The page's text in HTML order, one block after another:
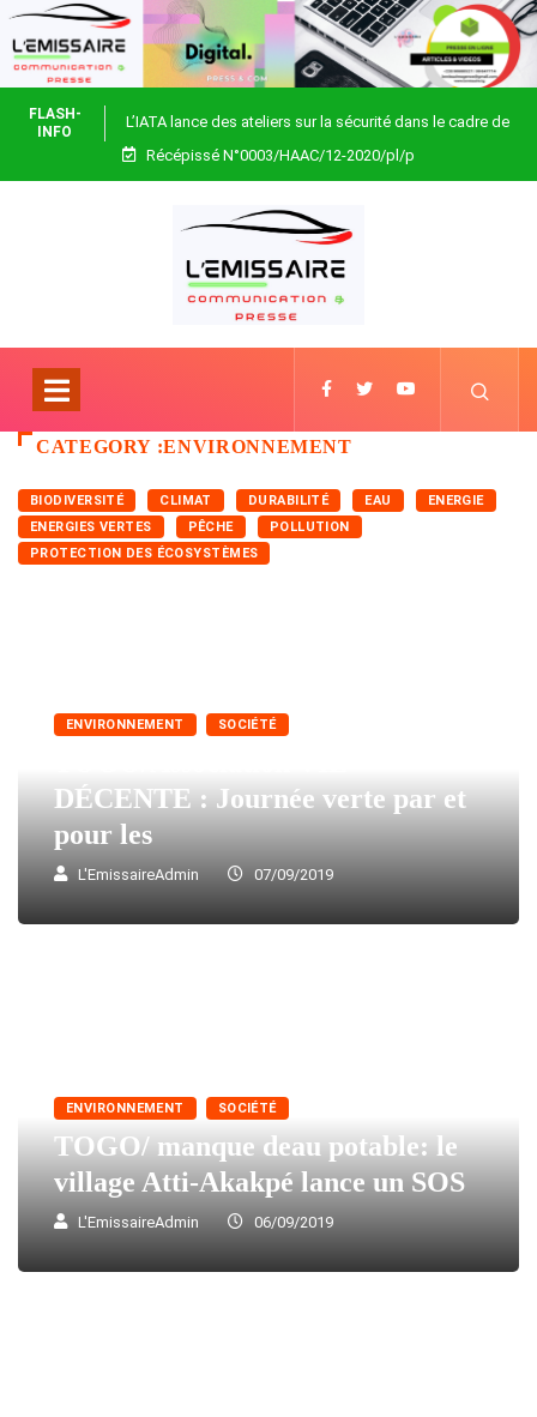
FLASH-
INFO
L’IATA lance des ateliers sur la sécurité dans le cadre de
Focus Africa
Récépissé N°0003/HAAC/12-2020/pl/p
CATEGORY :ENVIRONNEMENT
BIODIVERSITÉ CLIMAT DURABILITÉ EAU
ENERGIE
ENERGIES VERTES
PÊCHE
POLLUTION
PROTECTION DES ÉCOSYSTÈMES
ENVIRONNEMENT SOCIÉTÉ
DÉCENTE : Journée verte par et
pour les
L'EmissaireAdmin 07/09/2019
ENVIRONNEMENT SOCIÉTÉ
TOGO/ manque deau potable: le
village Atti-Akakpé lance un SOS
L'EmissaireAdmin 06/09/2019